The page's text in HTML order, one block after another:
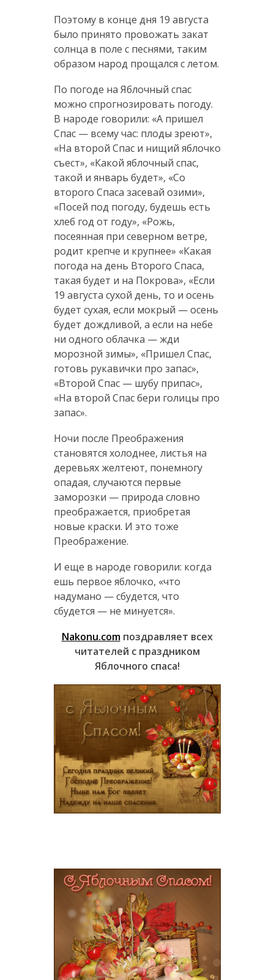
Поэтому в конце дня 19 августа
было принято провожать закат
солнца в поле с песнями, таким
образом народ прощался с летом.
По погоде на Яблочный спас
можно спрогнозировать погоду.
В народе говорили: «А пришел
Спас — всему час: плоды зреют»,
«На второй Спас и нищий яблочко
съест», «Какой яблочный спас,
такой и январь будет», «Со
второго Спаса засевай озими»,
«Посей под погоду, будешь есть
хлеб год от году», «Рожь,
посеянная при северном ветре,
родит крепче и крупнее» «Какая
погода на день Второго Спаса,
такая будет и на Покрова», «Если
19 августа сухой день, то и осень
будет сухая, если мокрый — осень
будет дождливой, а если на небе
ни одного облачка — жди
морозной зимы», «Пришел Спас,
готовь рукавички про запас»,
«Второй Спас — шубу припас»,
«На второй Спас бери голицы про
запас».
Ночи после Преображения
становятся холоднее, листья на
деревьях желтеют, понемногу
опадая, случаются первые
заморозки — природа словно
преображается, приобретая
новые краски. И это тоже
Преображение.
И еще в народе говорили: когда
ешь первое яблочко, «что
надумано — сбудется, что
сбудется — не минуется».
Nakonu.comпоздравляет всех
читателей с праздником
Яблочного спаса!